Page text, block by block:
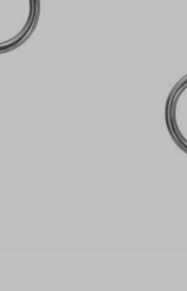
passamanaria